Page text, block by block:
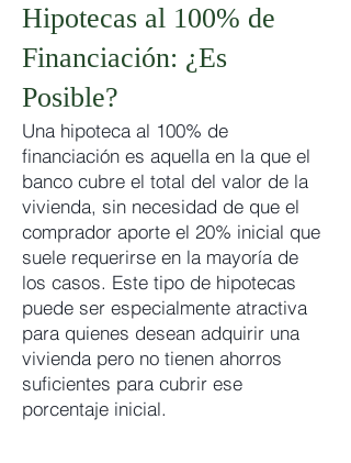
Hipotecas al 100% de
Financiación: ¿Es
Posible?
Una hipoteca al 100% de
financiación es aquella en la que el
banco cubre el total del valor de la
vivienda, sin necesidad de que el
comprador aporte el 20% inicial que
suele requerirse en la mayoría de
los casos. Este tipo de hipotecas
puede ser especialmente atractiva
para quienes desean adquirir una
vivienda pero no tienen ahorros
suficientes para cubrir ese
porcentaje inicial.